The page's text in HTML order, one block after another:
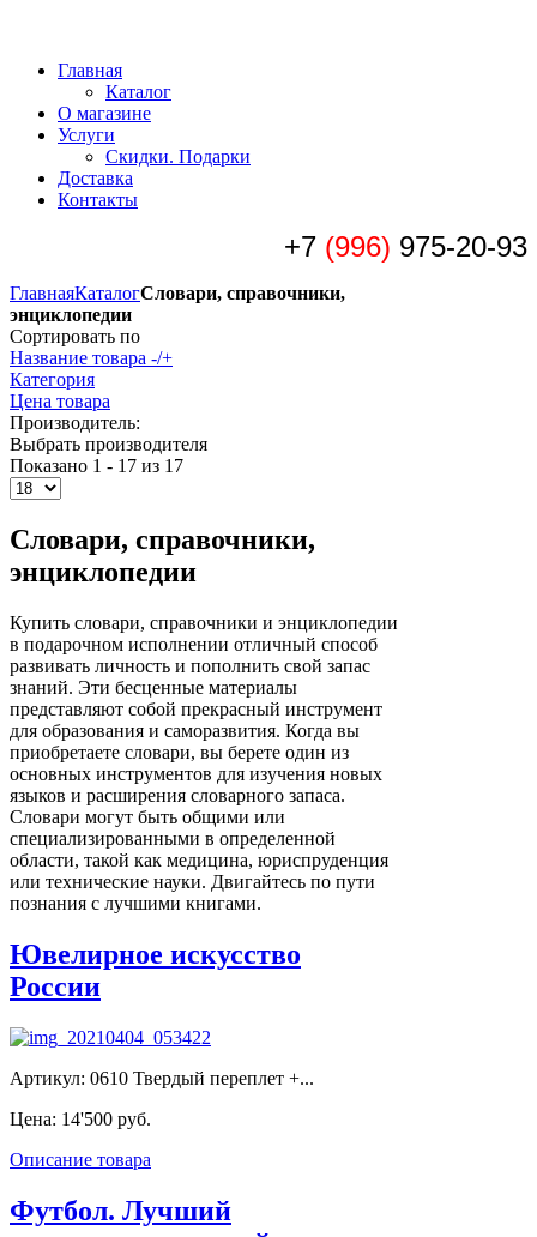
Главная
Каталог
О магазине
Услуги
Скидки. Подарки
Доставка
Контакты
+7 (996) 975-20-93
ГлавнаяКаталогСловари, справочники,
энциклопедии
Сортировать по
Название товара -/+
Категория
Цена товара
Производитель:
Выбрать производителя
Показано 1 - 17 из 17
Словари, справочники,
энциклопедии
Купить словари, справочники и энциклопедии
в подарочном исполнении отличный способ
развивать личность и пополнить свой запас
знаний. Эти бесценные материалы
представляют собой прекрасный инструмент
для образования и саморазвития. Когда вы
приобретаете словари, вы берете один из
основных инструментов для изучения новых
языков и расширения словарного запаса.
Словари могут быть общими или
специализированными в определенной
области, такой как медицина, юриспруденция
или технические науки. Двигайтесь по пути
познания с лучшими книгами.
Ювелирное искусство
России
Артикул: 0610 Твердый переплет +...
Цена: 14'500 руб.
Описание товара
Футбол. Лучший